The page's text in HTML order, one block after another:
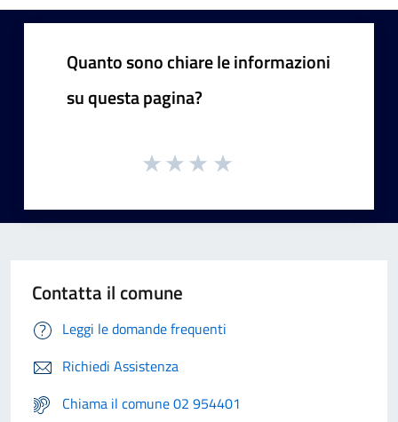
Quanto sono chiare le informazioni
su questa pagina?
Contatta il comune
Leggi le domande frequenti
Richiedi Assistenza
Chiama il comune 02 954401